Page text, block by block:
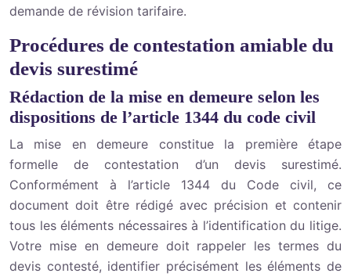
demande de révision tarifaire.
Procédures de contestation amiable du
devis surestimé
Rédaction de la mise en demeure selon les
dispositions de l’article 1344 du code civil
La mise en demeure constitue la première étape
formelle de contestation d’un devis surestimé.
Conformément à l’article 1344 du Code civil, ce
document doit être rédigé avec précision et contenir
tous les éléments nécessaires à l’identification du litige.
Votre mise en demeure doit rappeler les termes du
devis contesté, identifier précisément les éléments de